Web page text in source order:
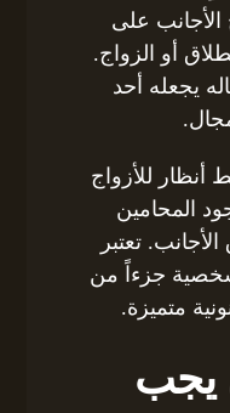
الأجانب على
أو الزواج.
يجعله أحد
أنظار للأزواج
المحامين
تعتبر
جزءاً من
متميزة.
يجب